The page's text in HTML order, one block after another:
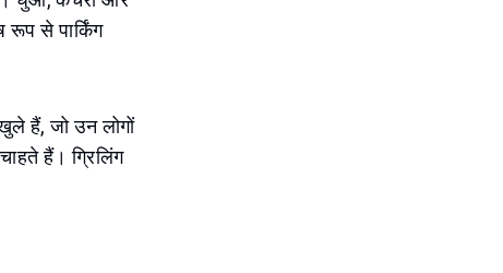
से पार्किंग
हैं, जो उन लोगों
हैं। ग्रिलिंग